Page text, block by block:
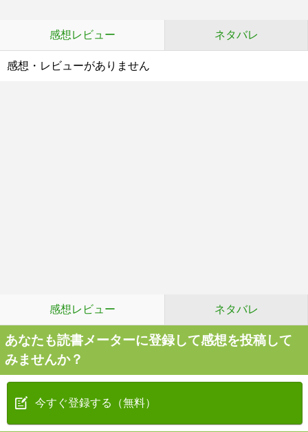
感想レビュー ネタバレ
感想・レビューがありません
感想レビュー ネタバレ
あなたも読書メーターに登録して感想を投稿して
みませんか？
今すぐ登録する（無料）